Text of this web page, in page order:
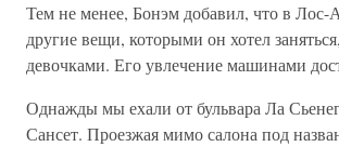
Тем не менее, Бонэм добавил, что в Лос-
другие вещи, которыми он хотел
девочками. Его увлечение машинами
Однажды мы ехали от бульвара Ла
Сансет. Проезжая мимо салона под